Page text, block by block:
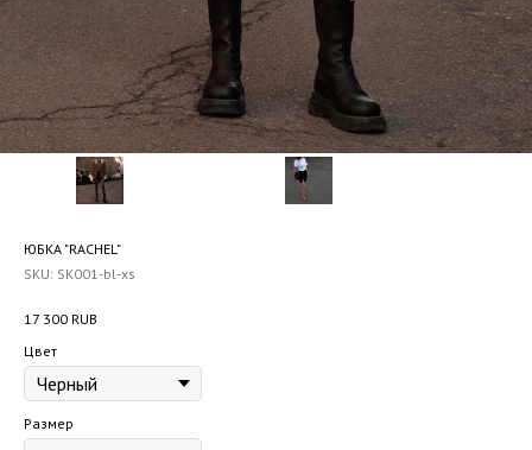
ЮБКА "RACHEL"
SKU: SK001-bl-xs
17 300 RUB
Цвет
Размер